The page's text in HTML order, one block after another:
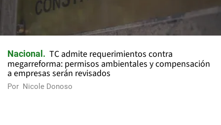
Nacional
TC admite requerimientos contra
megarreforma: permisos ambientales y compensación
a empresas serán revisados
Por Nicole Donoso